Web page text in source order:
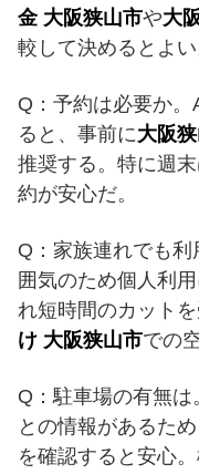
金 大阪狭山市や大
較して決めるとよい
Q：予約は必要か
ると、事前に大阪
推奨する。特に週
約が安心だ。
Q：家族連れでも
囲気のため個人利
れ短時間のカット
け 大阪狭山市での
Q：駐車場の有無
との情報があるた
を確認すると安心